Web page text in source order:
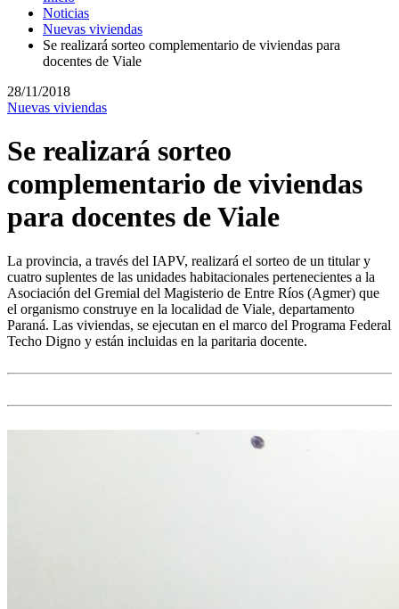
Noticias
Nuevas viviendas
Se realizará sorteo complementario de viviendas para
docentes de Viale
28/11/2018
Nuevas viviendas
Se realizará sorteo
complementario de viviendas
para docentes de Viale
La provincia, a través del IAPV, realizará el sorteo de un titular y
cuatro suplentes de las unidades habitacionales pertenecientes a la
Asociación del Gremial del Magisterio de Entre Ríos (Agmer) que
el organismo construye en la localidad de Viale, departamento
Paraná. Las viviendas, se ejecutan en el marco del Programa Federal
Techo Digno y están incluidas en la paritaria docente.